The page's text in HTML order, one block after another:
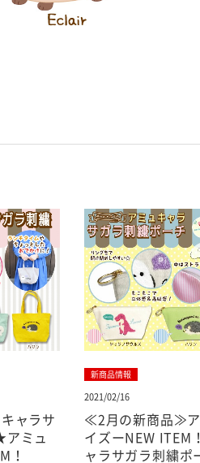
≪2月の新商品≫アミューズプラ
イズーNEW ITEM！★アミュキ
ャラサガラ刺繍ポーチ★